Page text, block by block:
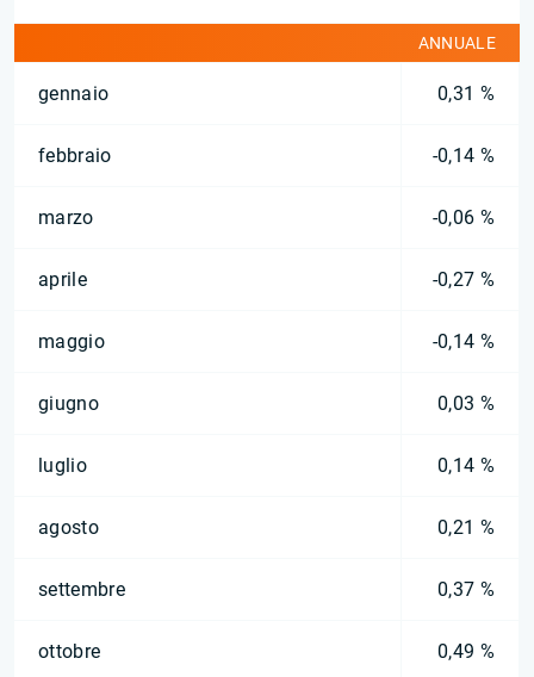
ANNUALE
gennaio 0,31 %
febbraio -0,14 %
marzo -0,06 %
aprile -0,27 %
maggio -0,14 %
giugno 0,03 %
luglio 0,14 %
agosto 0,21 %
settembre 0,37 %
ottobre 0,49 %